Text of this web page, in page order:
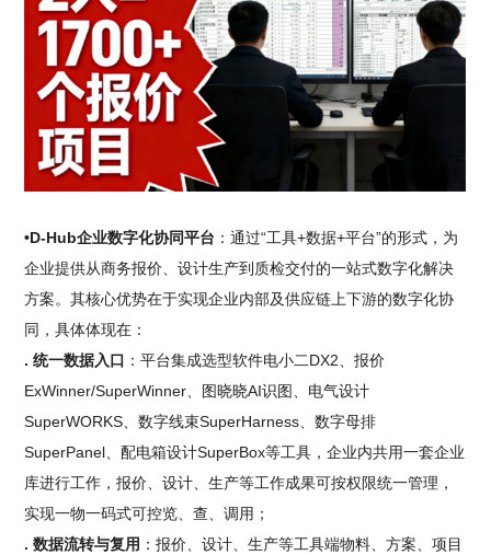
•D-Hub企业数字化协同平台 ：通过“工具+数据+平台”的形式，为
企业提供从商务报价、设计生产到质检交付的一站式数字化解决
方案。其核心优势在于实现企业内部及供应链上下游的数字化协
同，具体体现在：
. 统一数据入口 ：平台集成选型软件电小二DX2、报价
ExWinner/SuperWinner、图晓晓AI识图、电气设计
SuperWORKS、数字线束SuperHarness、数字母排
SuperPanel、配电箱设计SuperBox等工具，企业内共用一套企业
库进行工作，报价、设计、生产等工作成果可按权限统一管理，
实现一物一码式可控览、查、调用；
. 数据流转与复用 ：报价、设计、生产等工具端物料、方案、项目